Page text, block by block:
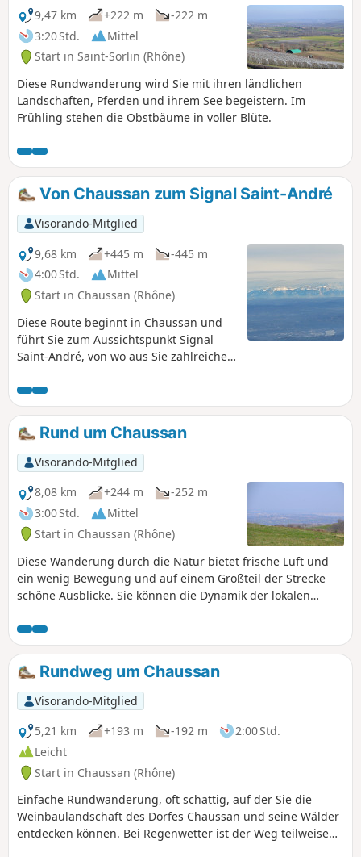
9,47 km
+222 m
-222 m
3:20 Std.
Mittel
Start in Saint-Sorlin (Rhône)
Diese Rundwanderung wird Sie mit ihren ländlichen
Landschaften, Pferden und ihrem See begeistern. Im
Frühling stehen die Obstbäume in voller Blüte.
Von Chaussan zum Signal Saint-André
Visorando-Mitglied
9,68 km
+445 m
-445 m
4:00 Std.
Mittel
Start in Chaussan (Rhône)
Diese Route beginnt in Chaussan und
führt Sie zum Aussichtspunkt Signal
Saint-André, von wo aus Sie zahlreiche
Rhonetal und die Monts du Lyonnais
genießen können, ganz zu schweigen
von der herrlichen Aussicht (bei
schönem Wetter) auf die Alpenkette.Die
Strecke ist nicht besonders
anspruchsvoll, für Familien geeignet,
bei Regen jedoch teilweise matschig.
Gutes Schuhwerk wird empfohlen,
insbesondere im Unterholz.
Rund um Chaussan
Visorando-Mitglied
8,08 km
+244 m
-252 m
3:00 Std.
Mittel
Start in Chaussan (Rhône)
Diese Wanderung durch die Natur bietet frische Luft und
ein wenig Bewegung und auf einem Großteil der Strecke
schöne Ausblicke. Sie können die Dynamik der lokalen
eine große Baumhütte bewundern.
Rundweg um Chaussan
Visorando-Mitglied
5,21 km
+193 m -192 m
2:00 Std.
Leicht
Start in Chaussan (Rhône)
Einfache Rundwanderung, oft schattig, auf der Sie die
Weinbaulandschaft des Dorfes Chaussan und seine Wälder
entdecken können. Bei Regenwetter ist der Weg teilweise